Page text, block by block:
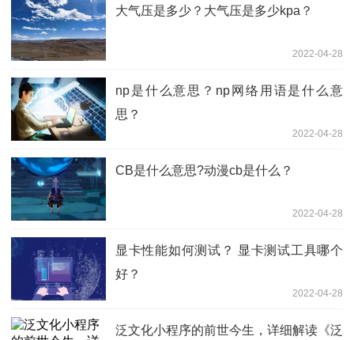
大气压是多少？大气压是多少kpa？
2022-04-28
np是什么意思？np网络用语是什么意
思？
2022-04-28
CB是什么意思?动漫cb是什么？
2022-04-28
显卡性能如何测试？ 显卡测试工具哪个
好？
2022-04-28
泛文化小程序的前世今生，详细解读《泛